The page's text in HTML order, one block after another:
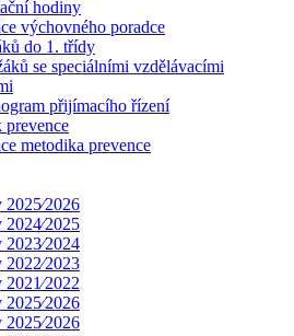
hodiny
výchovného poradce
do 1. třídy
se speciálními vzdělávacími
přijímacího řízení
metodika prevence